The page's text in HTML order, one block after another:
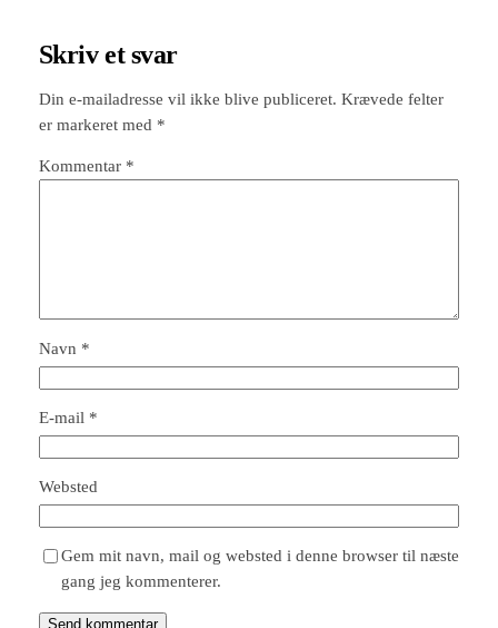
Skriv et svar
Din e-mailadresse vil ikke blive publiceret. Krævede felter
er markeret med *
Kommentar *
Navn *
E-mail *
Websted
Gem mit navn, mail og websted i denne browser til næste
gang jeg kommenterer.